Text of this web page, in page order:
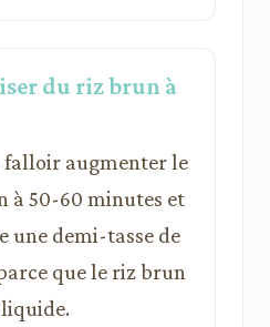
du riz brun à
falloir augmenter le
à 50-60 minutes et
une demi-tasse de
que le riz brun